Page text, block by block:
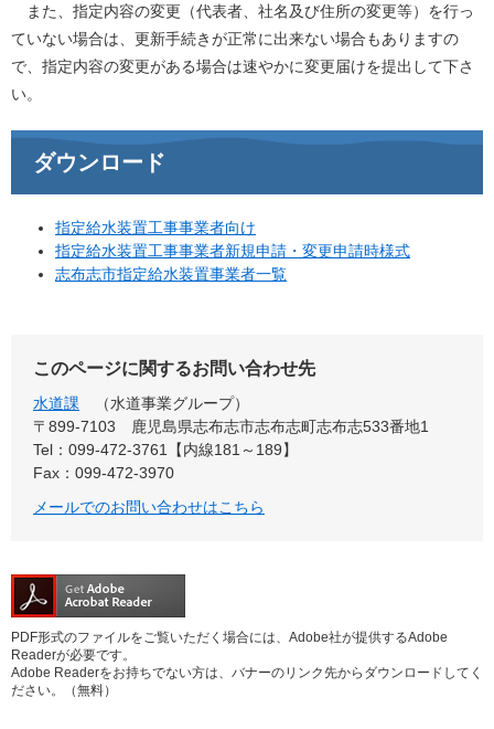
また、指定内容の変更（代表者、社名及び住所の変更等）を行っ
ていない場合は、更新手続きが正常に出来ない場合もありますの
で、指定内容の変更がある場合は速やかに変更届けを提出して下さ
い。
ダウンロード
指定給水装置工事事業者向け
指定給水装置工事事業者新規申請・変更申請時様式
志布志市指定給水装置事業者一覧
このページに関するお問い合わせ先
水道課
水道事業グループ
〒899-7103
鹿児島県志布志市志布志町志布志533番地1
Tel：099-472-3761【内線181～189】
Fax：099-472-3970
メールでのお問い合わせはこちら
PDF形式のファイルをご覧いただく場合には、Adobe社が提供するAdobe
Readerが必要です。
Adobe Readerをお持ちでない方は、バナーのリンク先からダウンロードしてく
ださい。（無料）